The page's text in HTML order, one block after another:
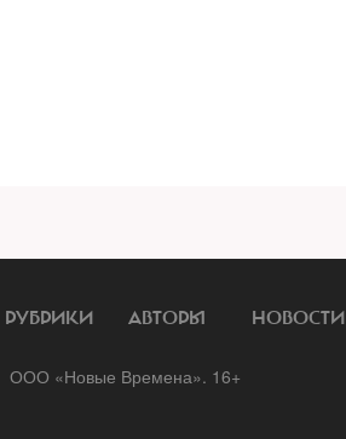
РУБРИКИ АВТОРЫ НОВОСТИ
ООО «Новые Времена». 16+